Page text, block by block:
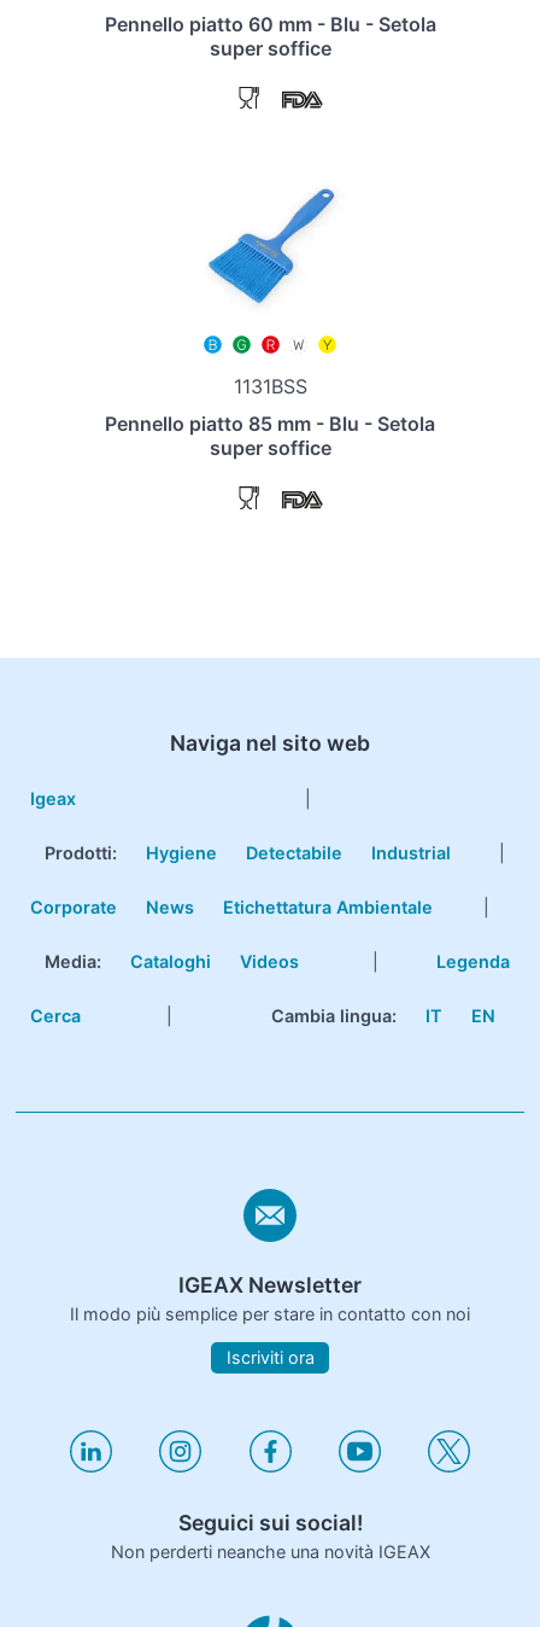
Pennello piatto 60 mm - Blu - Setola
super soffice
1131BSS
Pennello piatto 85 mm - Blu - Setola
super soffice
Naviga nel sito web
Igeax
Prodotti: Hygiene Detectabile Industrial
Corporate News Etichettatura Ambientale
Media: Cataloghi Videos Legenda
Cerca Cambia lingua: IT EN
IGEAX Newsletter
Il modo più semplice per stare in contatto con noi
Iscriviti ora
Seguici sui social!
Non perderti neanche una novità IGEAX